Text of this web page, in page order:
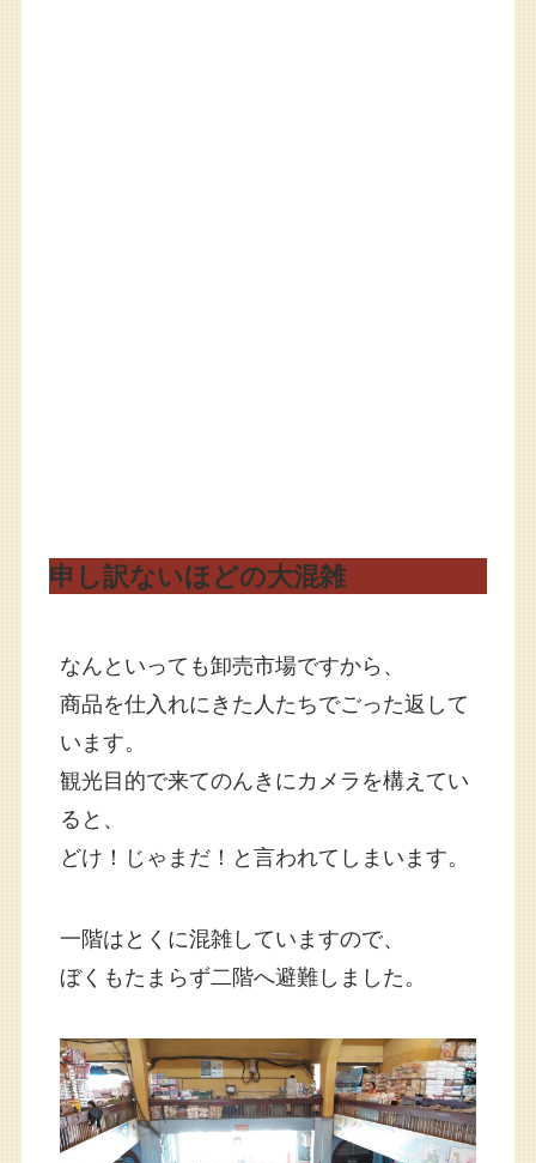
申し訳ないほどの大混雑
なんといっても卸売市場ですから、
商品を仕入れにきた人たちでごった返して
います。
観光目的で来てのんきにカメラを構えてい
ると、
どけ！じゃまだ！と言われてしまいます。
一階はとくに混雑していますので、
ぼくもたまらず二階へ避難しました。